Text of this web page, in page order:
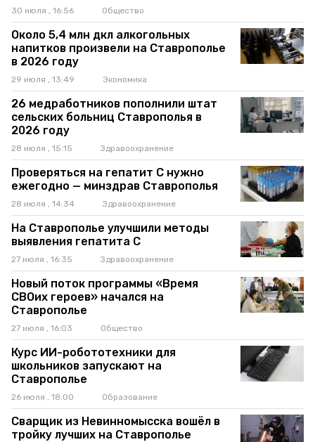
30 июля , 16:56 Общество
Около 5,4 млн дкл алкогольных
напитков произвели на Ставрополье
в 2026 году
29 июля , 13:49 Экономика
26 медработников пополнили штат
сельских больниц Ставрополья в
2026 году
28 июля , 15:15 Здравоохранение
Проверяться на гепатит C нужно
ежегодно — минздрав Ставрополья
28 июля , 14:34 Здравоохранение
На Ставрополье улучшили методы
выявления гепатита C
27 июля , 16:35 Здравоохранение
Новый поток программы «Время
СВОих героев» начался на
Ставрополье
27 июля , 16:03 Общество
Курс ИИ-робототехники для
школьников запускают на
Ставрополье
26 июля , 18:00 Образование
Сварщик из Невинномысска вошёл в
тройку лучших на Ставрополье